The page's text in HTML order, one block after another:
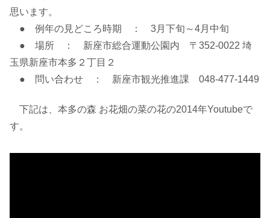
思います。
● 例年の見どころ時期 ： 3月下旬～4月中旬
● 場所 ： 新座市総合運動公園内 〒352-0022 埼
玉県新座市本多２丁目２
● 問い合わせ ： 新座市観光推進課 048-477-1449
下記は、本多の森 お花畑の菜の花の2014年Youtubeで
す。